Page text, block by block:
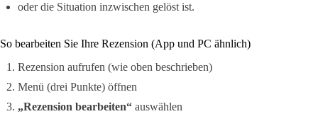
oder die Situation inzwischen gelöst ist.
So bearbeiten Sie Ihre Rezension (App und PC ähnlich)
Rezension aufrufen (wie oben beschrieben)
Menü (drei Punkte) öffnen
„Rezension bearbeiten“ auswählen